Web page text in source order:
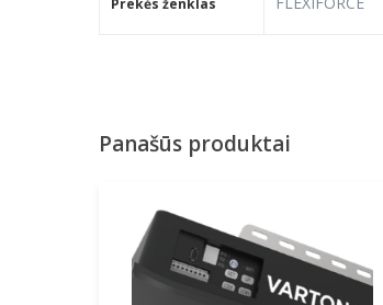
Prekės ženklas
Panašūs produktai